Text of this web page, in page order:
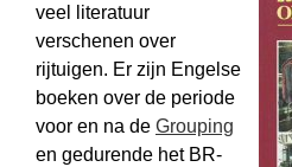
veel literatuur
verschenen over
rijtuigen. Er zijn Engelse
boeken over de periode
voor en na de Grouping
en gedurende het BR-